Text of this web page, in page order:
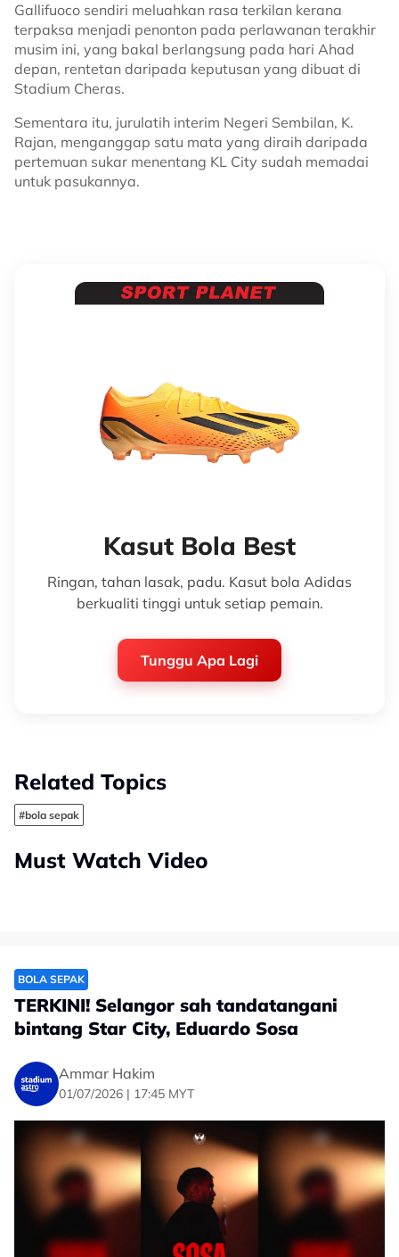
Gallifuoco sendiri meluahkan rasa terkilan kerana
terpaksa menjadi penonton pada perlawanan terakhir
musim ini, yang bakal berlangsung pada hari Ahad
depan, rentetan daripada keputusan yang dibuat di
Stadium Cheras.
Sementara itu, jurulatih interim Negeri Sembilan, K.
Rajan, menganggap satu mata yang diraih daripada
pertemuan sukar menentang KL City sudah memadai
untuk pasukannya.
Kasut Bola Best
Ringan, tahan lasak, padu. Kasut bola Adidas
berkualiti tinggi untuk setiap pemain.
Tunggu Apa Lagi
Related Topics
#bola sepak
Must Watch Video
BOLA SEPAK
TERKINI! Selangor sah tandatangani
bintang Star City, Eduardo Sosa
Ammar Hakim
01/07/2026 | 17:45 MYT